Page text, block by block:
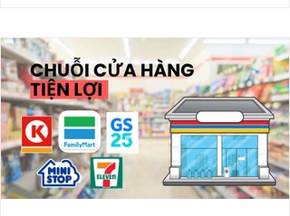
nét của các chuỗi lớn – những doanh
nghiệp có lợi thế về quy mô vận hành,
chuỗi cung ứng và khả năng tối ưu chi phí.
Song song đó, tương quan cạnh tranh
cũng đang tái định hình. Các thương hiệu
có khả năng cân bằng giữa giá bán hợp lý
và khẩu vị